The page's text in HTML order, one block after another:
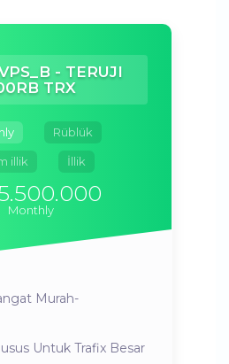
- TERUJI
TRX
Rüblük
illik İllik
Monthly
Murah-
Untuk Trafix Besar